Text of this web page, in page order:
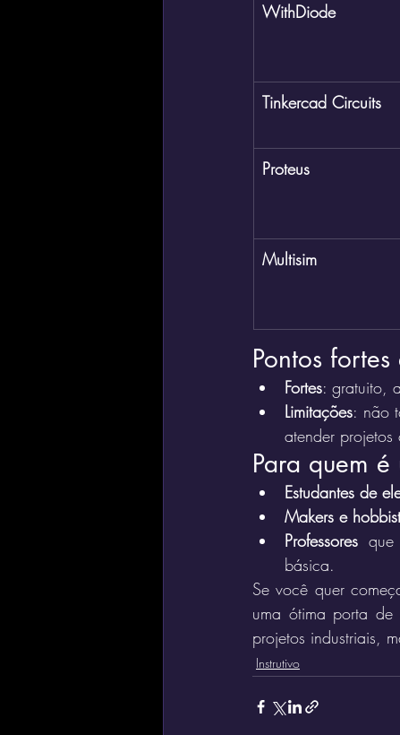
WithDiode
Tinkercad Circuits
Proteus
Multisim
Pontos
Fortes: gratuito,
Limitações: não
atender
Para quem é
Estudantes de
Makers e
Professores
básica.
Se você quer
uma ótima porta
projetos industriais,
Instrutivo